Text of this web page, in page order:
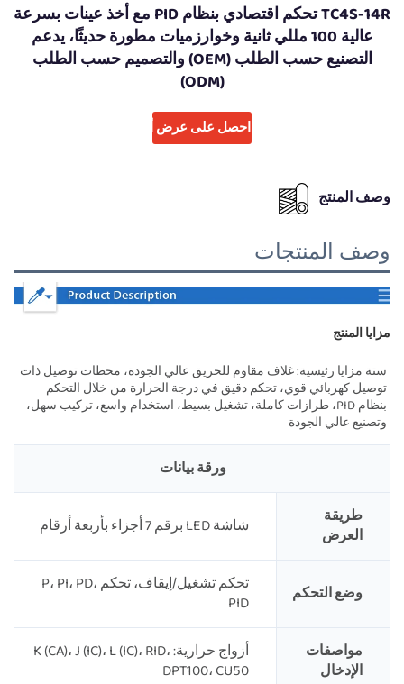
TC4S-14R تحكم اقتصادي بنظام PID مع أخذ عينات بسرعة
عالية 100 مللي ثانية وخوارزميات مطورة حديثًا، يدعم
التصنيع حسب الطلب (OEM) والتصميم حسب الطلب
(ODM)
احصل على عرض أسعار
وصف المنتج
وصف المنتجات
مزايا المنتج
وتصنيع عالي الجودة
ورقة بيانات
طريقة
العرض
شاشة LED برقم 7 أجزاء بأربعة أرقام
وضع التحكم
تحكم تشغيل/إيقاف، تحكم P، PI، PD،
PID
مواصفات
الإدخال
أزواج حرارية: K (CA)، J (IC)، L (IC)، RID،
DPT100، CU50